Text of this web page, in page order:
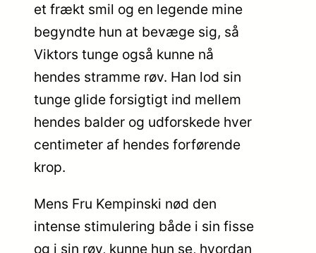
et frækt smil og en legende mine
begyndte hun at bevæge sig, så
Viktors tunge også kunne nå
hendes stramme røv. Han lod sin
tunge glide forsigtigt ind mellem
hendes balder og udforskede hver
centimeter af hendes forførende
krop.
Mens Fru Kempinski nød den
intense stimulering både i sin fisse
og i sin røv, kunne hun se, hvordan